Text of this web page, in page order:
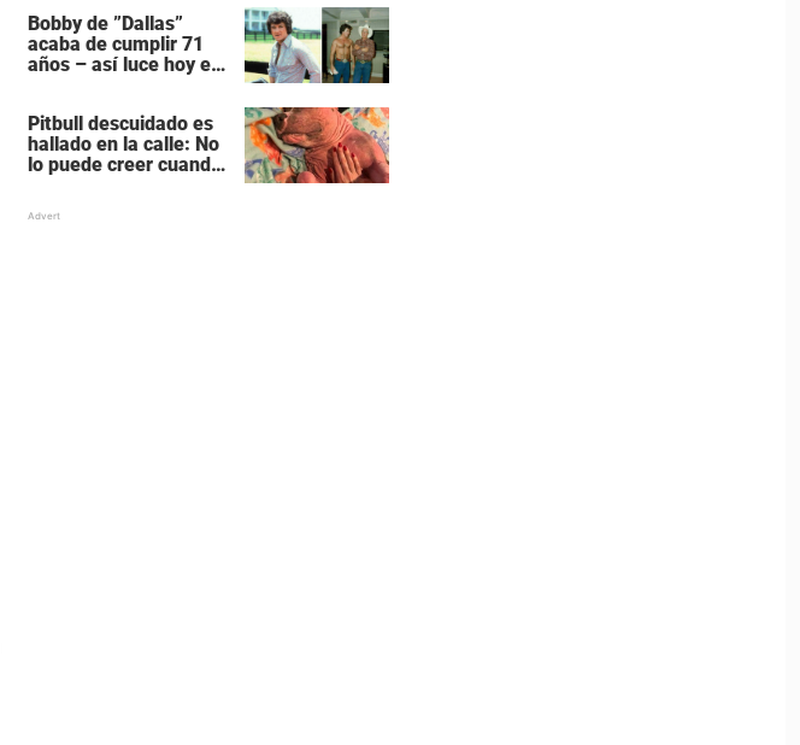
Bobby de ”Dallas”
acaba de cumplir 71
años – así luce hoy en
Pitbull descuidado es
hallado en la calle: No
lo puede creer cuando